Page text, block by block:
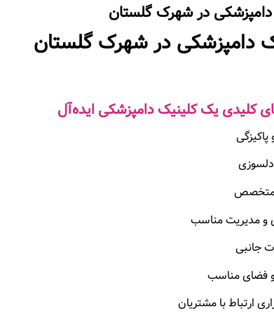
دامپزشکی در شهرک گلستان
دامپزشکی در شهرک گلستان
کلیدی یک کلینیک دامپزشکی ایده‌آل
متخصص
و مدیریت مناسب
جانبی
فضای مناسب
ارتباط با مشتریان